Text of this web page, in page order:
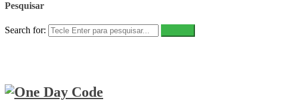
Pesquisar
Search for: